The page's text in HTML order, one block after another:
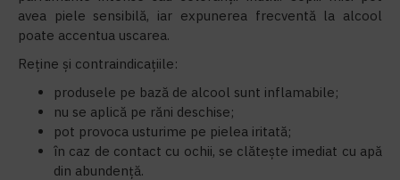
avea piele sensibilă, iar expunerea frecventă la alcool
poate accentua uscarea.
Reține și contraindicațiile:
produsele pe bază de alcool sunt inflamabile;
nu se aplică pe răni deschise;
pot provoca usturime pe pielea iritată;
în caz de contact cu ochii, se clătește imediat cu apă
din abundență.